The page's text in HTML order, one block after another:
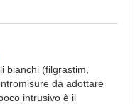
bianchi (filgrastim,
da adottare
intrusivo è il